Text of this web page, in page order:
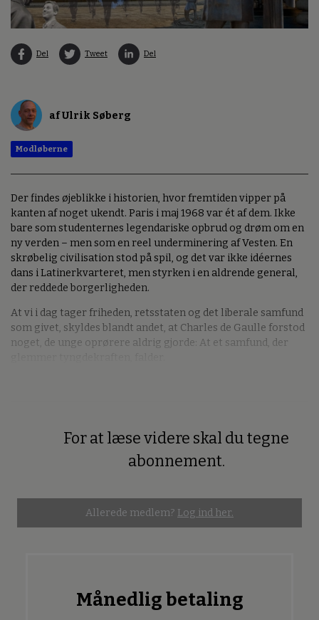
Del Tweet Del
af Ulrik Søberg
Modløberne
Der findes øjeblikke i historien, hvor fremtiden vipper på
kanten af noget ukendt. Paris i maj 1968 var ét af dem. Ikke
bare som studenternes legendariske opbrud og drøm om en
ny verden – men som en reel underminering af Vesten. En
skrøbelig civilisation stod på spil, og det var ikke idéernes
dans i Latinerkvarteret, men styrken i en aldrende general,
der reddede borgerligheden.
At vi i dag tager friheden, retsstaten og det liberale samfund
som givet, skyldes blandt andet, at Charles de Gaulle forstod
noget, de unge oprørere aldrig gjorde: At et samfund, der
For at læse videre skal du tegne
abonnement.
Allerede medlem? Log ind her.
Månedlig betaling